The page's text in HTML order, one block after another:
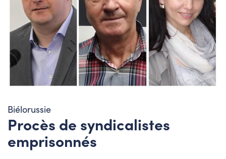
Biélorussie
Procès de syndicalistes
emprisonnés